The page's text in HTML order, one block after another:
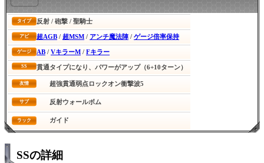
タイプ 反射 / 砲撃 / 聖騎士
アビ 超AGB / 超MSM / アンチ魔法陣 / ゲージ倍率保持
ゲージ AB / VキラーM / Fキラー
SS 貫通タイプになり、パワーがアップ（6+10ターン）
友情 超強貫通弱点ロックオン衝撃波5
サブ 反射ウォールボム
ラック ガイド
SSの詳細